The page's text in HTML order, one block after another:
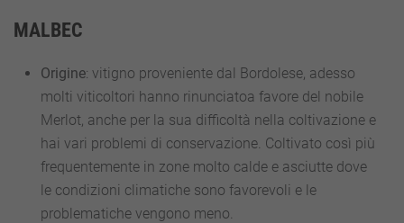
MALBEC
Origine: vitigno proveniente dal Bordolese, adesso
molti viticoltori hanno rinunciatoa favore del nobile
Merlot, anche per la sua difficoltà nella coltivazione e
hai vari problemi di conservazione. Coltivato così più
frequentemente in zone molto calde e asciutte dove
le condizioni climatiche sono favorevoli e le
problematiche vengono meno.